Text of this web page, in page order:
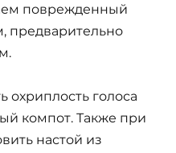
поврежденный
предварительно
охриплость голоса
компот. Также при
настой из